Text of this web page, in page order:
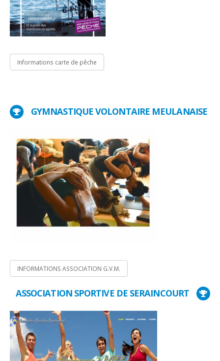
Informations carte de pêche
GYMNASTIQUE VOLONTAIRE MEULANAISE
INFORMATIONS ASSOCIATION G.V.M.
ASSOCIATION SPORTIVE DE SERAINCOURT